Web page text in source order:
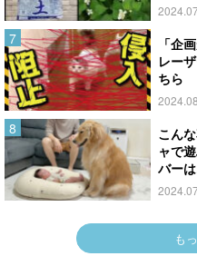
「企
レー
ちら
こん
ャで
バー
も